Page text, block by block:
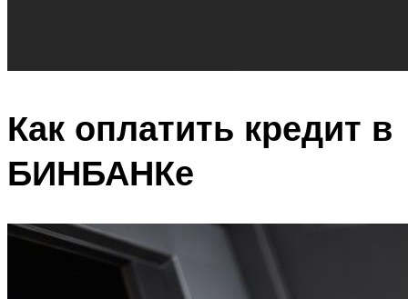
Как оплатить кредит в
БИНБАНКе